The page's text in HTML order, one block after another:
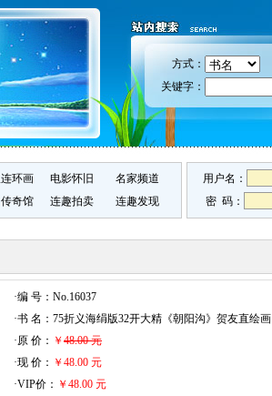
方式：
关键字：
环画 电影怀旧
名家频道
传奇馆 连趣拍卖 连趣发现
用户名：
密 码：
·编 号：No.16037
·书 名：75折义海绢版32开大精《朝阳沟》贺友直绘画
·原 价： ￥ 48.00 元
·现 价： ￥48.00 元
·VIP价： ￥48.00 元